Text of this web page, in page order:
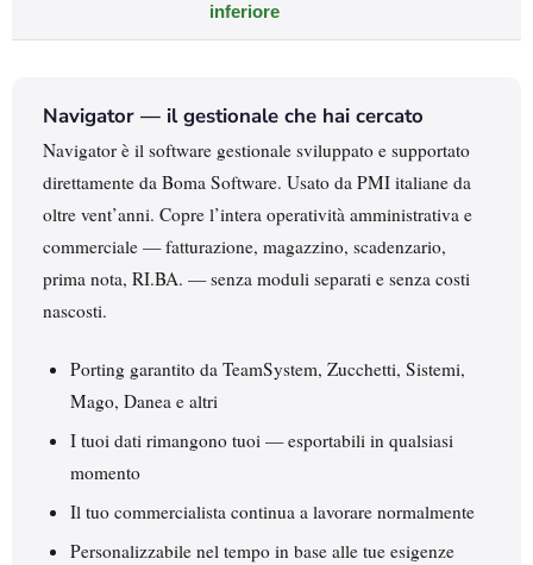
inferiore
Navigator — il gestionale che hai cercato
Navigator è il software gestionale sviluppato e supportato
direttamente da Boma Software. Usato da PMI italiane da
oltre vent’anni. Copre l’intera operatività amministrativa e
commerciale — fatturazione, magazzino, scadenzario,
prima nota, RI.BA. — senza moduli separati e senza costi
nascosti.
Porting garantito da TeamSystem, Zucchetti, Sistemi,
Mago, Danea e altri
I tuoi dati rimangono tuoi — esportabili in qualsiasi
momento
Il tuo commercialista continua a lavorare normalmente
Personalizzabile nel tempo in base alle tue esigenze